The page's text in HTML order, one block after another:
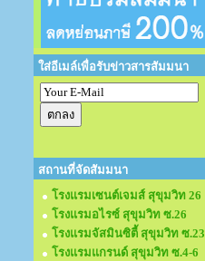
ใส่อีเมล์เพื่อรับข่าวสารสัมมนา
สถานที่จัดสัมมนา
โรงแรมเซนต์เจมส์ สุขุมวิท 26
โรงแรมอไรซ์ สุขุมวิท ซ.26
โรงแรมจัสมินซิตี้ สุขุมวิท ซ.23
โรงแรมแกรนด์ สุขุมวิท ซ.4-6